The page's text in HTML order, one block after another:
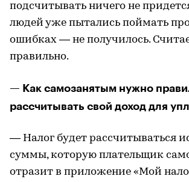
подсчитывать ничего не
людей уже пытались поймать
ошибках — не получилось.
правильно.
— Как самозанятым нужно
рассчитывать свой доход для
— Налог будет рассчитываться
суммы, которую плательщик
отразит в приложение «Мой